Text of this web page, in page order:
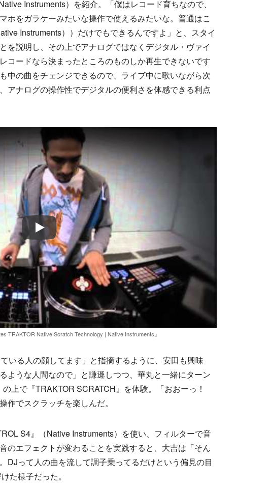
Instruments）を紹介。「僕はレコード育ちなので、
ホをガラケーみたいな操作で使えるみたいな。普通はこ
Instruments））だけでもできるんですよ」と、スタイ
を説明し、その上でアナログではなくデジタル・ヴァイ
コードなら決まったところのものしか再生できないです
中の曲をチェンジできるので、ライブ中に歌いながら次
アナログの操作性でデジタルの便利さを体感できる利点
TRAKTOR Native Scratch Technology | Native Instruments」
いる人の顔してます」と指摘するように、安田も興味
ような人間なので」と謙遜しつつ、華丸と一緒にターン
上で『TRAKTOR SCRATCH』を体験。「おおーっ！
でスクラッチを楽しんだ。
S4』（Native Instruments）を使い、フィルターで音
のエフェクトが変わることを実践すると、大吉は「そん
DJって人の曲を流して調子乗ってるだけという偏見の目
た様子だった。